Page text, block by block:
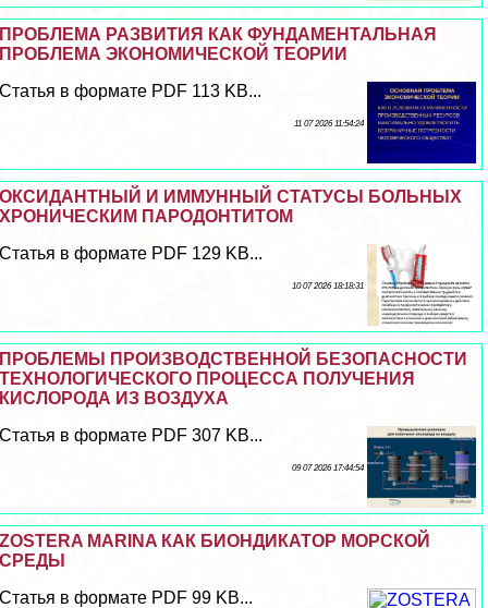
ПРОБЛЕМА РАЗВИТИЯ КАК ФУНДАМЕНТАЛЬНАЯ
ПРОБЛЕМА ЭКОНОМИЧЕСКОЙ ТЕОРИИ
Статья в формате PDF 113 KB...
11 07 2026 11:54:24
ОКСИДАНТНЫЙ И ИММУННЫЙ СТАТУСЫ БОЛЬНЫХ
ХРОНИЧЕСКИМ ПАРОДОНТИТОМ
Статья в формате PDF 129 KB...
10 07 2026 18:18:31
ПРОБЛЕМЫ ПРОИЗВОДСТВЕННОЙ БЕЗОПАСНОСТИ
ТЕХНОЛОГИЧЕСКОГО ПРОЦЕССА ПОЛУЧЕНИЯ
КИСЛОРОДА ИЗ ВОЗДУХА
Статья в формате PDF 307 KB...
09 07 2026 17:44:54
ZOSTERA MARINA КАК БИОНДИКАТОР МОРСКОЙ
СРЕДЫ
Статья в формате PDF 99 KB...